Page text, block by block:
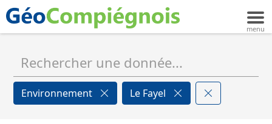
Environnement Le Fayel